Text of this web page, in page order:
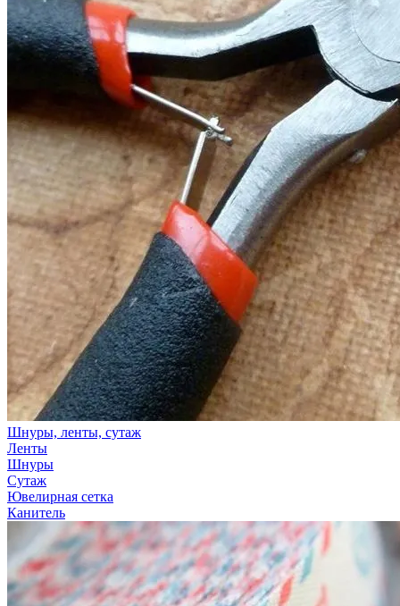
Шнуры, ленты, сутаж
Ленты
Шнуры
Сутаж
Ювелирная сетка
Канитель